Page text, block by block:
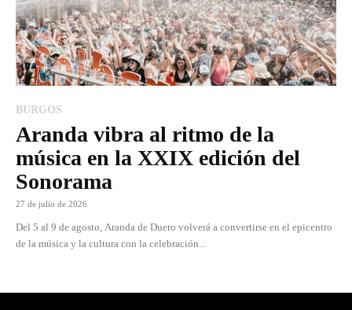
BURGOS
Aranda vibra al ritmo de la
música en la XXIX edición del
Sonorama
27 de julio de 2026
Del 5 al 9 de agosto, Aranda de Duero volverá a convertirse en el epicentro
de la música y la cultura con la celebración...